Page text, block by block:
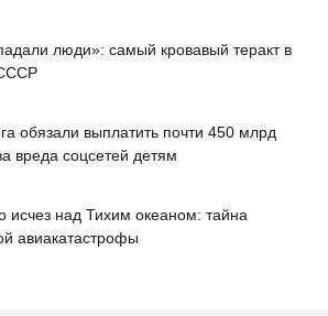
люди»: самый кровавый теракт в
обязали выплатить почти 450 млрд
вреда соцсетей детям
исчез над Тихим океаном: тайна
авиакатастрофы